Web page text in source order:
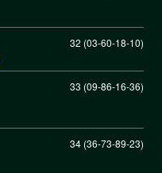
32 (03-60-18-10)
33 (09-86-16-36)
34 (36-73-89-23)